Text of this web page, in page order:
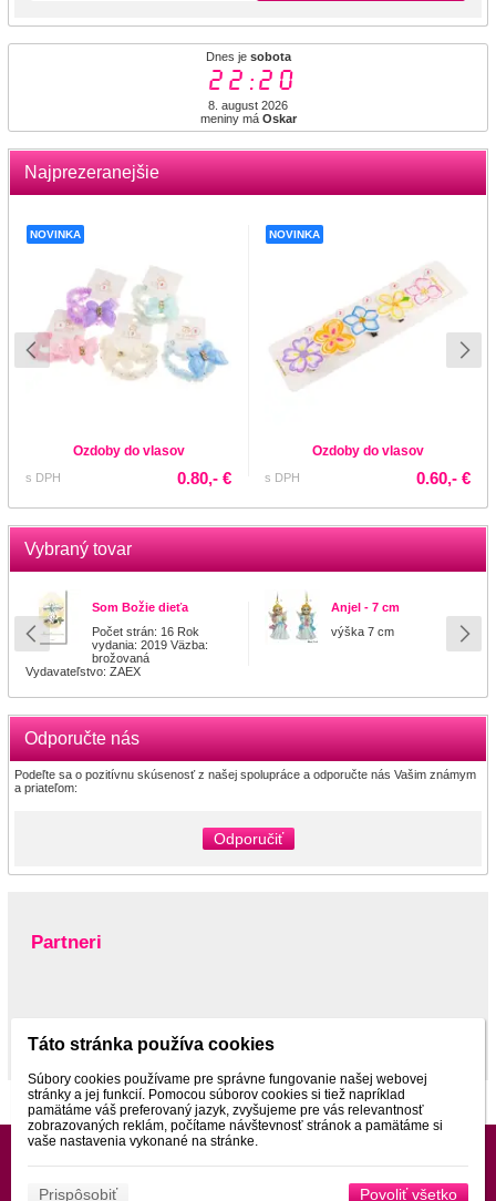
Dnes je sobota
22:20
8. august 2026
meniny má Oskar
Najprezeranejšie
NOVINKA
Ozdoby do vlasov
s DPH 0.80,- €
NOVINKA
Ozdoby do vlasov
s DPH 0.60,- €
Vybraný tovar
Som Božie dieťa
Počet strán: 16 Rok
vydania: 2019 Väzba:
brožovaná
Vydavateľstvo: ZAEX
Anjel - 7 cm
výška 7 cm
Odporučte nás
Podeľte sa o pozitívnu skúsenosť z našej spolupráce a odporučte nás Vašim známym
a priateľom:
Odporučiť
Partneri
Táto stránka používa cookies
Súbory cookies používame pre správne fungovanie našej webovej
stránky a jej funkcií. Pomocou súborov cookies si tiež napríklad
pamätáme váš preferovaný jazyk, zvyšujeme pre vás relevantnosť
zobrazovaných reklám, počítame návštevnosť stránok a pamätáme si
vaše nastavenia vykonané na stránke.
Prispôsobiť Povoliť všetko